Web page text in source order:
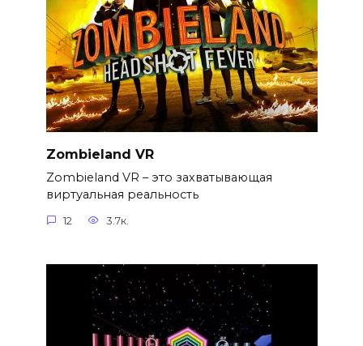
Zombieland VR
Zombieland VR – это захватывающая
виртуальная реальность
12 3.7к.